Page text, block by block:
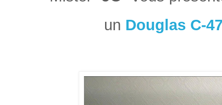
un Douglas C-